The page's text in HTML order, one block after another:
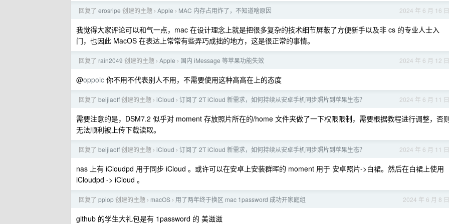
2024 年 6 月 16 日
回复了 erosripe 创建的主题 › Apple › MAC 内存占用炸了，不知道啥原因
我觉得大家评论可以和气一点，mac 在设计理念上就是把很多复杂的技术细节屏蔽了方便新手以及非 cs 的专业人士入
门，也因此 MacOS 在表达上常常有些弄巧成拙的地方，这是很正常的事情。
2024 年 6 月 12 日
回复了 rain2049 创建的主题 › Apple › 国内 iMessage 等苹果功能失效
@oppoic 你不用不代表别人不用，不需要使用这种高高在上的态度
2024 年 6 月 11 日
回复了 beijiaoff创建的主题 › iCloud › 订阅了 2T iCloud 新需求，如何持续从安卓手机同步照片到苹果生态？
需要注意的是，DSM7.2 似乎对 moment 存放照片所在的/home 文件夹做了一下权限限制，需要根据教程进行调整，否
无法顺利被上传下载读取。
2024 年 6 月 11 日
回复了 beijiaoff创建的主题 › iCloud › 订阅了 2T iCloud 新需求，如何持续从安卓手机同步照片到苹果生态？
nas 上有 iCloudpd 用于同步 iCloud 。或许可以在安卓上安装群晖的 moment 用于 安卓照片->白裙。然后在白裙上使用
iCloudpd -> iCloud 。
2024 年 6 月 8 日
回复了 ppiop创建的主题 › macOS › 用了两年终于换区 mac 1password 成功开家庭组
github 的学生大礼包是有 1password 的 美滋滋